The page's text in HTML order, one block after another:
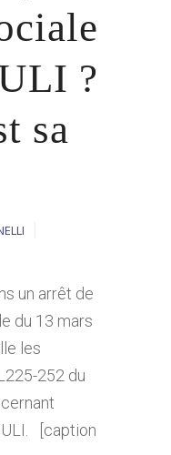
?
sa
un arrêt de
du 13 mars
les
252 du
[caption